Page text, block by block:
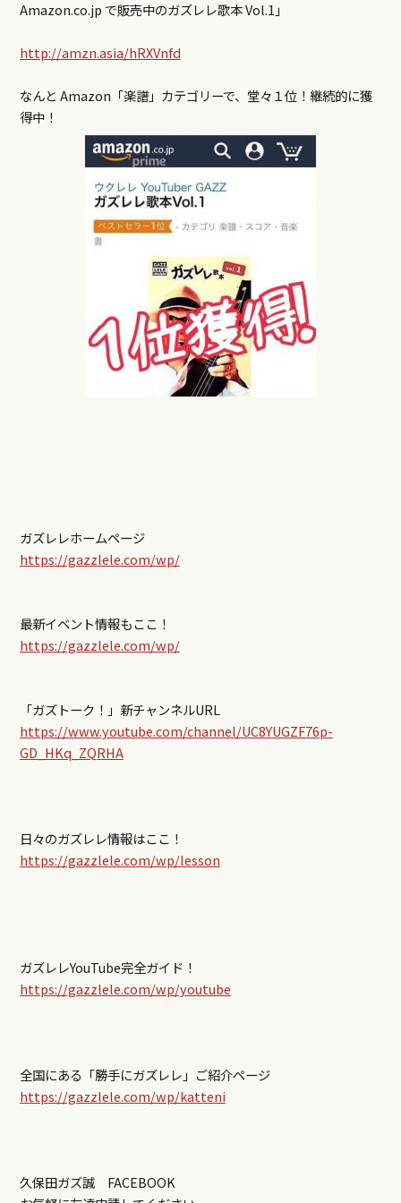
Amazon.co.jp で販売中のガズレレ歌本 Vol.1」
http://amzn.asia/hRXVnfd
なんと Amazon「楽譜」カテゴリーで、堂々１位！継続的に獲
得中！
ガズレレホームページ
https://gazzlele.com/wp/
最新イベント情報もここ！
https://gazzlele.com/wp/
「ガズトーク！」新チャンネルURL
https://www.youtube.com/channel/UC8YUGZF76p-
GD_HKq_ZQRHA
日々のガズレレ情報はここ！
https://gazzlele.com/wp/lesson
ガズレレYouTube完全ガイド！
https://gazzlele.com/wp/youtube
全国にある「勝手にガズレレ」ご紹介ページ
https://gazzlele.com/wp/katteni
久保田ガズ誠 FACEBOOK